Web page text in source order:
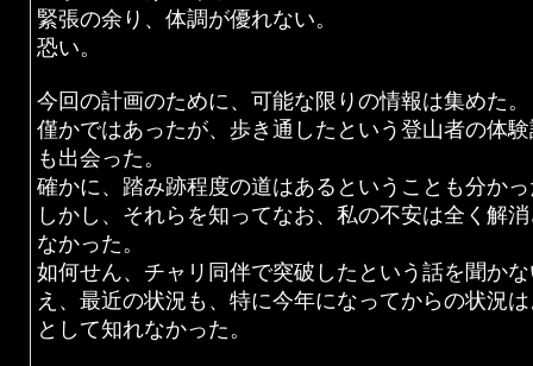
緊張の余り、体調が優れない。
恐い。
今回の計画のために、可能な限りの情報は集めた。
僅かではあったが、歩き通したという登山者の体
も出会った。
確かに、踏み跡程度の道はあるということも分か
しかし、それらを知ってなお、私の不安は全く解
なかった。
如何せん、チャリ同伴で突破したという話を聞か
え、最近の状況も、特に今年になってからの状況
として知れなかった。